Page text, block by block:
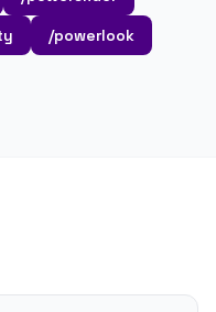
/powerlook